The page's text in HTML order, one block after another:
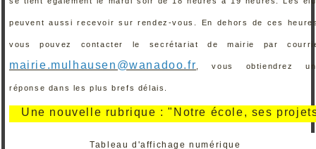
peuvent aussi recevoir sur rendez-vous. En dehors de ces
vous pouvez contacter le secrétariat de mairie par
mairie.mulhausen@wanadoo.fr , vous obtiendrez
réponse dans les plus brefs délais.
nouvelle rubrique : "Notre école, ses projets,
Tableau d'affichage numérique